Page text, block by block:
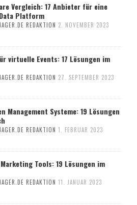
Vergleich: 17 Anbieter für eine
Platform
REDAKTION 2. NOVEMBER 2023
virtuelle Events: 17 Lösungen im
REDAKTION 27. SEPTEMBER 2023
Management Systeme: 19 Lösungen
REDAKTION 1. FEBRUAR 2023
Tools: 19 Lösungen im
REDAKTION 11. JANUAR 2023